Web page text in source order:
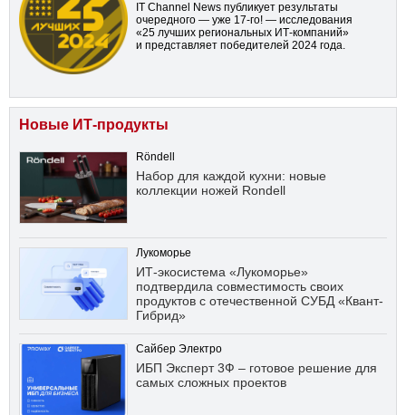
IT Channel News публикует результаты
очередного — уже 17-го! — исследования
«25 лучших региональных ИТ-компаний»
и представляет победителей 2024 года.
Новые ИТ-продукты
Röndell
Набор для каждой кухни: новые
коллекции ножей Rondell
Лукоморье
ИТ-экосистема «Лукоморье»
подтвердила совместимость своих
продуктов с отечественной СУБД «Квант-
Гибрид»
Сайбер Электро
ИБП Эксперт 3Ф – готовое решение для
самых сложных проектов